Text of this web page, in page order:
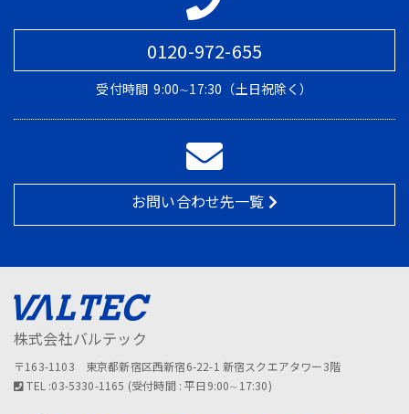
0120-972-655
受付時間 9:00∼17:30（土日祝除く）
お問い合わせ先一覧
株式会社バルテック
〒163-1103 東京都新宿区西新宿6-22-1 新宿スクエアタワー3階
TEL :03-5330-1165 (受付時間 : 平日9:00∼17:30)